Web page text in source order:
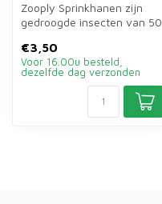
Zooply Sprinkhanen zijn
gedroogde insecten van 50
ge...
€3,50
Voor 16.00u besteld,
dezelfde dag verzonden